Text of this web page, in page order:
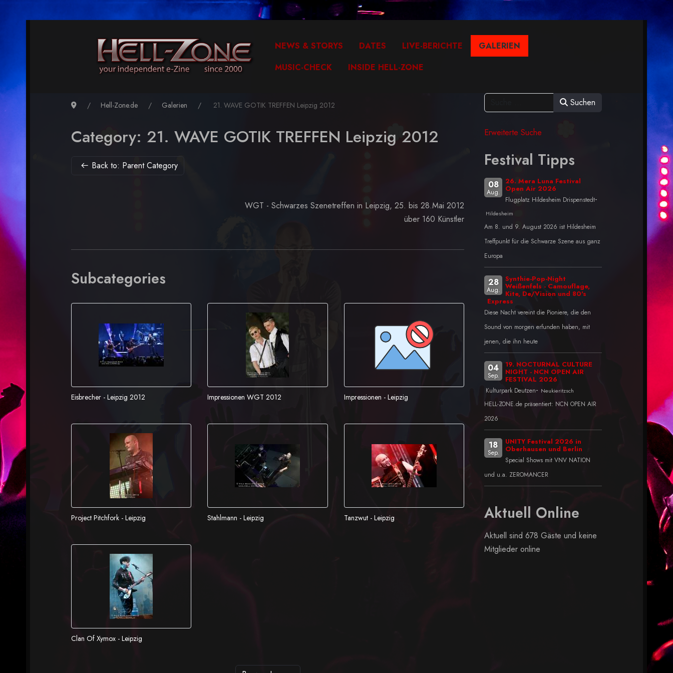
NEWS & STORYS DATES LIVE-BERICHTE
GALERIEN
MUSIC-CHECK
INSIDE HELL-ZONE
Hell-Zone.de Galerien 21. WAVE GOTIK TREFFEN Leipzig 2012
Category: 21. WAVE GOTIK TREFFEN Leipzig 2012
Back to: Parent Category
WGT - Schwarzes Szenetreffen in Leipzig, 25. bis 28.Mai 2012
über 160 Künstler
Subcategories
Eisbrecher - Leipzig 2012 Impressionen WGT 2012 Impressionen - Leipzig
Project Pitchfork - Leipzig Stahlmann - Leipzig Tanzwut - Leipzig
Clan Of Xymox - Leipzig
Suchen
Erweiterte Suche
Festival Tipps
08
Aug.
26. Mera Luna Festival
Open Air 2026
Flugplatz Hildesheim Drispenstedt-
Hildesheim
Am 8. und 9. August 2026 ist Hildesheim
Treffpunkt für die Schwarze Szene aus ganz
Europa
28
Aug.
Synthie-Pop-Night
Weißenfels - Camouflage,
Kite, De/Vision und 80's
Express
Diese Nacht vereint die Pioniere, die den
Sound von morgen erfunden haben, mit
jenen, die ihn heute
04
Sep.
19. NOCTURNAL CULTURE
NIGHT - NCN OPEN AIR
FESTIVAL 2026
Kulturpark Deutzen- Neukieritzsch
HELL-ZONE.de präsentiert: NCN OPEN AIR
2026
18
Sep.
UNITY Festival 2026 in
Oberhausen und Berlin
Special Shows mit VNV NATION
und u.a. ZEROMANCER
Aktuell Online
Aktuell sind 678 Gäste und keine
Mitglieder online